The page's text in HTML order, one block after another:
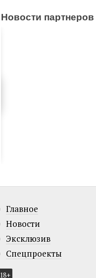
Новости партнеров
Главное
Новости
Эксклюзив
Спецпроекты
18+